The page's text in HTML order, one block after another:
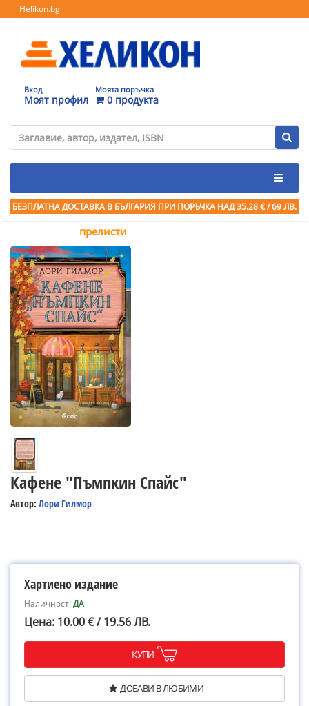
Helikon.bg
Вход
Моят профил
Моята поръчка
0 продукта
БЕЗПЛАТНА ДОСТАВКА В БЪЛГАРИЯ ПРИ ПОРЪЧКА НАД 35.28 € / 69 ЛВ.
прелисти
Кафене "Пъмпкин Спайс"
Автор: Лори Гилмор
Хартиено издание
Наличност:ДА
Цена: 10.00 € / 19.56 ЛВ.
КУПИ
ДОБАВИ В ЛЮБИМИ